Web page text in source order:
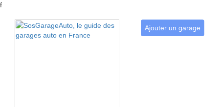
f
Ajouter un garage